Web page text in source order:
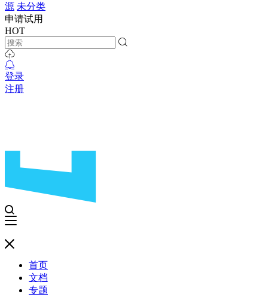
源 未分类
申请试用
HOT
登录
注册
首页
文档
专题